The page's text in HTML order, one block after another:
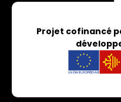
Projet cofinancé